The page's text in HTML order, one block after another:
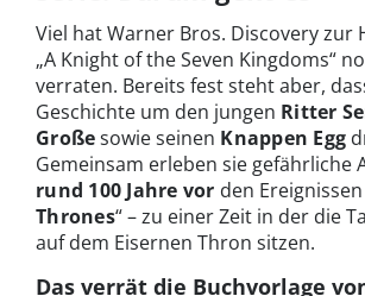
Viel hat Warner Bros. Discovery zur
„A Knight of the Seven Kingdoms“
verraten. Bereits fest steht aber,
Geschichte um den jungen Ritter
Großesowie seinen Knappen Egg
Gemeinsam erleben sie gefährliche
rund 100 Jahre vor den
Thrones“ – zu einer Zeit in der die
auf dem Eisernen Thron sitzen.
Das verrät die Buchvorlage